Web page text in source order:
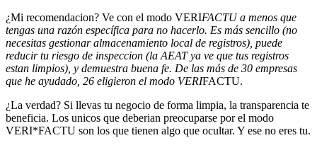
¿Mi recomendacion? Ve con el modo VERIFACTU a menos que
tengas una razón específica para no hacerlo. Es más sencillo (no
necesitas gestionar almacenamiento local de registros), puede
reducir tu riesgo de inspeccion (la AEAT ya ve que tus registros
estan limpios), y demuestra buena fe. De las más de 30 empresas
que he ayudado, 26 eligieron el modo VERIFACTU.
¿La verdad? Si llevas tu negocio de forma limpia, la transparencia te
beneficia. Los unicos que deberian preocuparse por el modo
VERI*FACTU son los que tienen algo que ocultar. Y ese no eres tu.